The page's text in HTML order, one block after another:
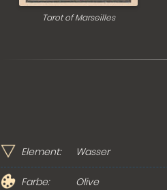
Tarot of Marseilles
Element: Wasser
Farbe: Olive